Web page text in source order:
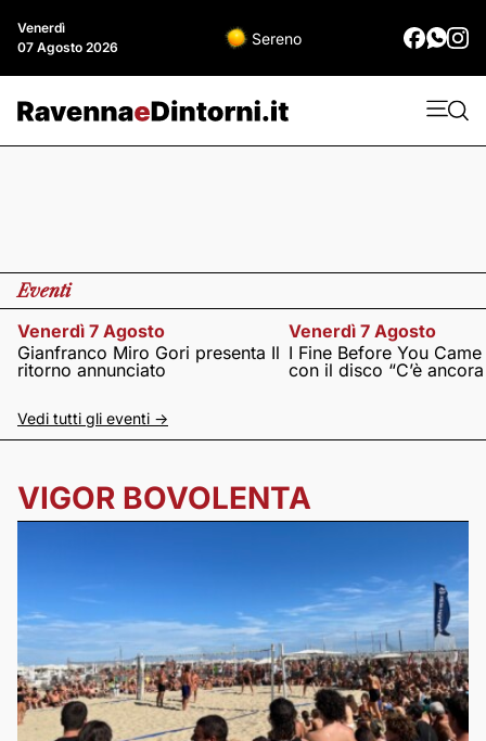
Venerdì
07 Agosto 2026
Sereno
Eventi
Venerdì 7 Agosto
Gianfranco Miro Gori presenta Il
ritorno annunciato
Venerdì 7 Agosto
I Fine Before You
con il disco “C’è
Vedi tutti gli eventi ->
VIGOR BOVOLENTA